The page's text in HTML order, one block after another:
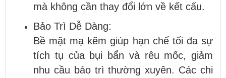
mà không cần thay đổi lớn về kết cấu.
Bảo Trì Dễ Dàng:
Bề mặt mạ kẽm giúp hạn chế tối đa sự
tích tụ của bụi bẩn và rêu mốc, giảm
nhu cầu bảo trì thường xuyên. Các chi